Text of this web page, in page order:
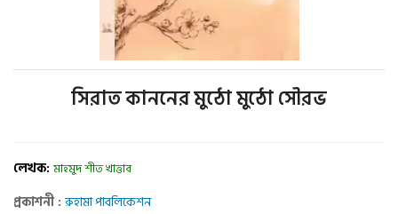
Lost password?
সিরাত কাননের মুঠো মুঠো সৌরভ
লেখক: মাহমুদ শীত খাত্তাব
প্রকাশনী : রুহামা পাবলিকেশন